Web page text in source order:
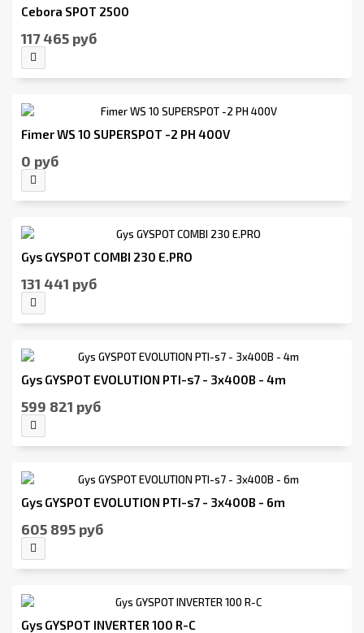
Cebora SPOT 2500
117 465 руб
Fimer WS 10 SUPERSPOT -2 PH 400V
0 руб
Gys GYSPOT COMBI 230 Е.PRO
131 441 руб
Gys GYSPOT EVOLUTION PTI-s7 - 3x400B - 4m
599 821 руб
Gys GYSPOT EVOLUTION PTI-s7 - 3x400B - 6m
605 895 руб
Gys GYSPOT INVERTER 100 R-C